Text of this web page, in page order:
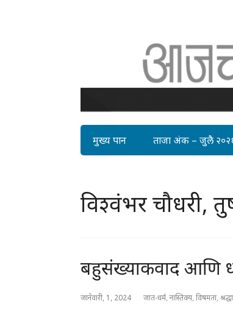
मुख्य पान ताजा अंक – जुलै
विश्वंभर चौधरी,
बहुसंख्याकवाद आणि
जानेवारी, 1, 2024 जात-धर्म,नास्तिक्य, विषमता,